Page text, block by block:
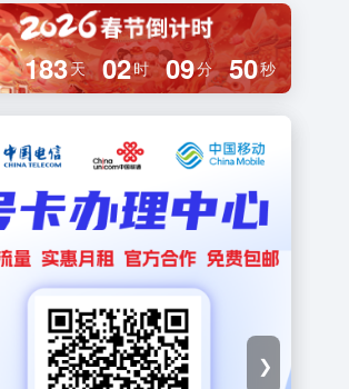
183天 02时 09分 49秒
❯